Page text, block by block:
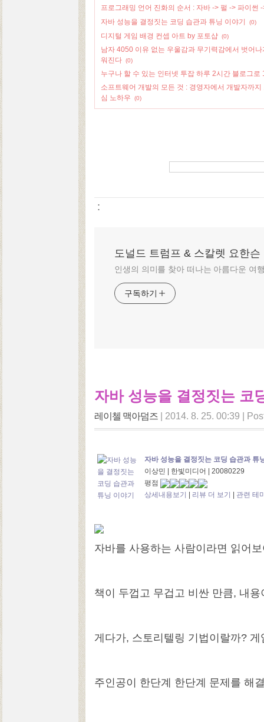
프로그래밍 언어 진화의 순서 : 자바 -> 펄 -> 파이썬
자바 성능을 결정짓는 코딩 습관과 튜닝 이야기
(0)
디지털 게임 배경 컨셉 아트 by 포토샵 (0)
남자 4050 이유 없는 우울감과 무기력감에서 벗어
워진다 (0)
누구나 할 수 있는 인터넷 투잡 하루 2시간 블로그로
소프트웨어 개발의 모든 것 : 경영자에서 개발자까
심 노하우
(0)
:
도널드 트럼프 & 스칼렛 요한슨
인생의 의미를 찾아 떠나는 아름다운 여
구독하기
자바 성능을 결정짓는 코
레이첼 맥아덤즈 | 2014. 8. 25. 00:39 |
자바 성능을 결정짓는 코딩 습관과 튜
이상민 | 한빛미디어 | 20080229
평점
상세내용보기
리뷰 더 보기 관련 테
자바를 사용하는 사람이라면 읽어
책이 두껍고 무겁고 비싼 만큼, 내
게다가, 스토리텔링 기법이랄까?
주인공이 한단계 한단계 문제를 해